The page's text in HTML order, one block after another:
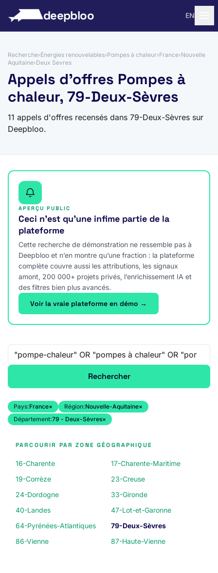
deepbloo EN
Recherche›Énergies renouvelables›Pompes à chaleur›France›Nouvelle
Aquitaine›Deux Sevres
Appels d'offres Pompes à
chaleur, 79-Deux-Sèvres
11 appels d'offres recensés dans 79-Deux-Sèvres sur
Deepbloo.
APERÇU PUBLIC
Ceci n’est qu’une infime partie de la
plateforme
Cette recherche de démonstration ne ressemble pas à
Deepbloo et n’en montre qu’une fraction : la plateforme
complète couvre aussi les attributions, les signaux
amont, 200 000+ projets privés, l’enrichissement IA et
des filtres bien plus avancés.
Voir la vraie plateforme en démo →
Recherche libre
Rechercher
Pays:France× Région:Nouvelle-Aquitaine×
Département:79 - Deux-Sèvres×
PARCOURIR PAR ZONE GÉOGRAPHIQUE
16-Charente
17-Charente-Maritime
19-Corrèze
23-Creuse
24-Dordogne
33-Gironde
40-Landes
47-Lot-et-Garonne
64-Pyrénées-Atlantiques
79-Deux-Sèvres
86-Vienne
87-Haute-Vienne